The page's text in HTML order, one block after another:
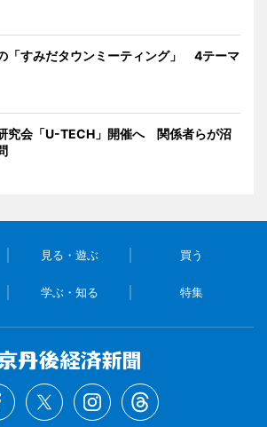
「すみだタウンミーティング」 4テーマ
究会「U-TECH」開催へ 関係者らが沼
見る・遊ぶ 買う
学ぶ・知る 特集